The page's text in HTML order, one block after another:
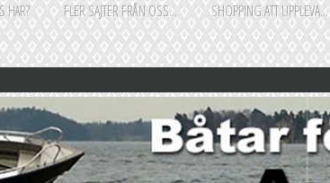
HÄR? FLER SAJTER FRÅN OSS... SHOPPING ATT UPPLEVA...